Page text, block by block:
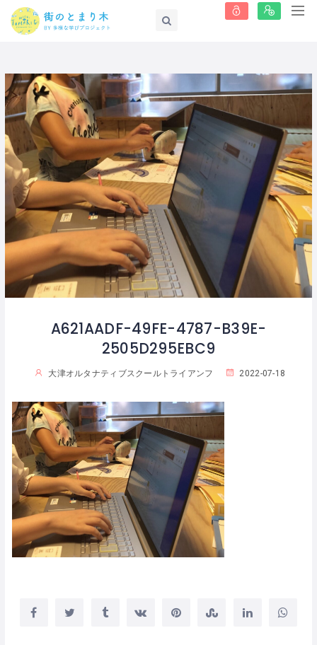
A621AADF-49FE-4787-B39E-
2505D295EBC9
大津オルタナティブスクールトライアンフ 2022-07-18